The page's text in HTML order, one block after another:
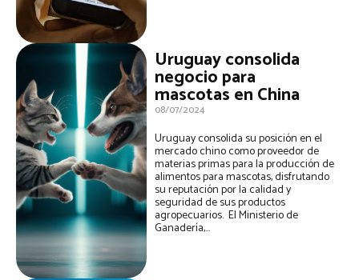
Uruguay consolida
negocio para
mascotas en China
08/07/2024
Uruguay consolida su posición en el
mercado chino como proveedor de
materias primas para la producción de
alimentos para mascotas, disfrutando
su reputación por la calidad y
seguridad de sus productos
agropecuarios. El Ministerio de
Ganadería,...